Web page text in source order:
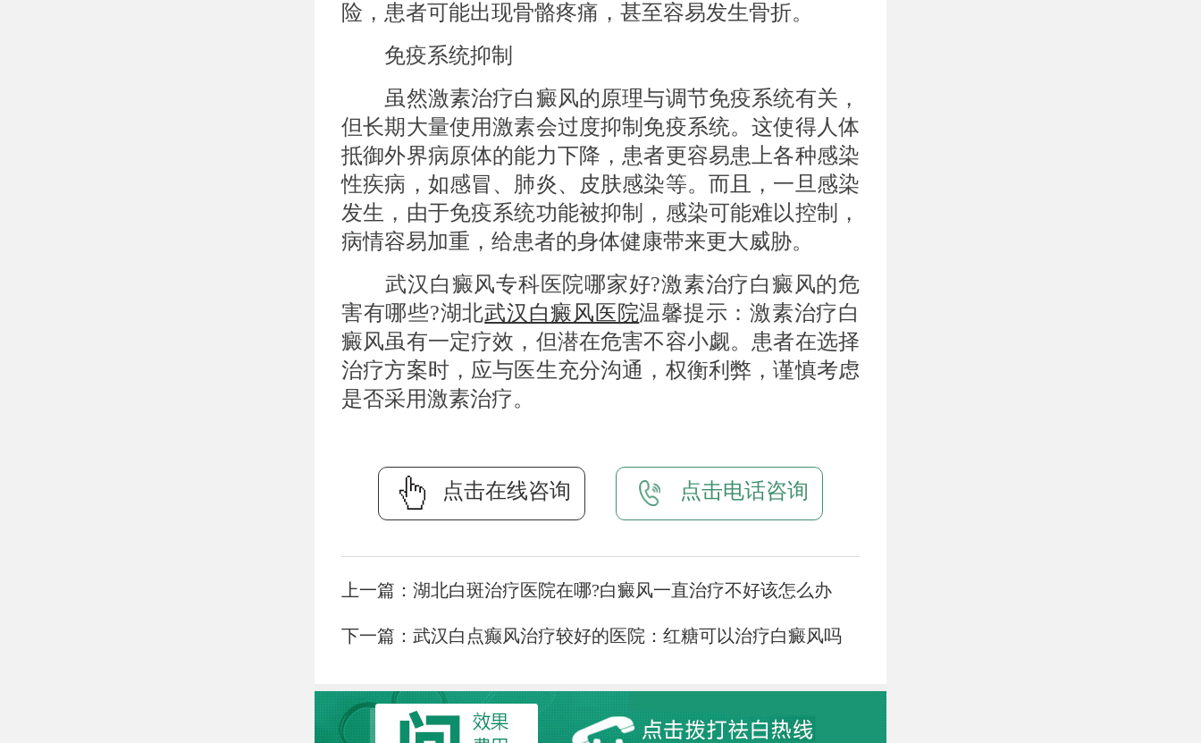
险，患者可能出现骨骼疼痛，甚至容易发生骨折。
免疫系统抑制
虽然激素治疗白癜风的原理与调节免疫系统有关，
但长期大量使用激素会过度抑制免疫系统。这使得人体
抵御外界病原体的能力下降，患者更容易患上各种感染
性疾病，如感冒、肺炎、皮肤感染等。而且，一旦感染
发生，由于免疫系统功能被抑制，感染可能难以控制，
病情容易加重，给患者的身体健康带来更大威胁。
武汉白癜风专科医院哪家好?激素治疗白癜风的危
害有哪些?湖北武汉白癜风医院温馨提示：激素治疗白
癜风虽有一定疗效，但潜在危害不容小觑。患者在选择
治疗方案时，应与医生充分沟通，权衡利弊，谨慎考虑
是否采用激素治疗。
点击在线咨询 点击电话咨询
上一篇： 湖北白斑治疗医院在哪?白癜风一直治疗不好该怎么办
下一篇： 武汉白点癫风治疗较好的医院：红糖可以治疗白癜风吗